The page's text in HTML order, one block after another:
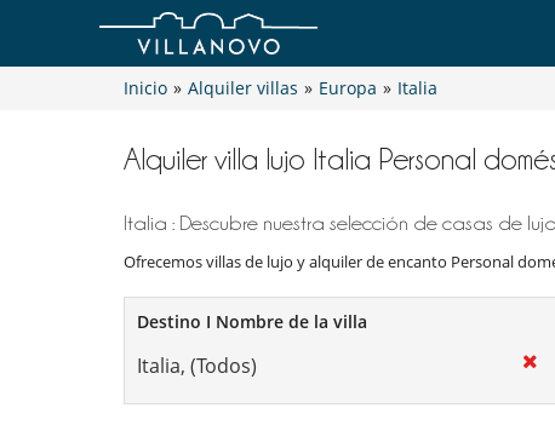
Inicio » Alquiler villas » Europa » Italia
Alquiler villa lujo Italia Personal
Italia : Descubre nuestra selección de casas de lujo.
Ofrecemos villas de lujo y alquiler de encanto Personal
Destino I Nombre de la villa